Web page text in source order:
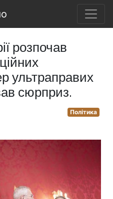
розпочав
ультраправих
сюрприз.
Політика